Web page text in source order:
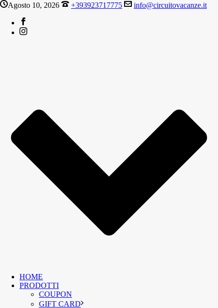
Agosto 10, 2026 +393923717775 info@circuitovacanze.it
HOME
PRODOTTI
COUPON
GIFT CARD